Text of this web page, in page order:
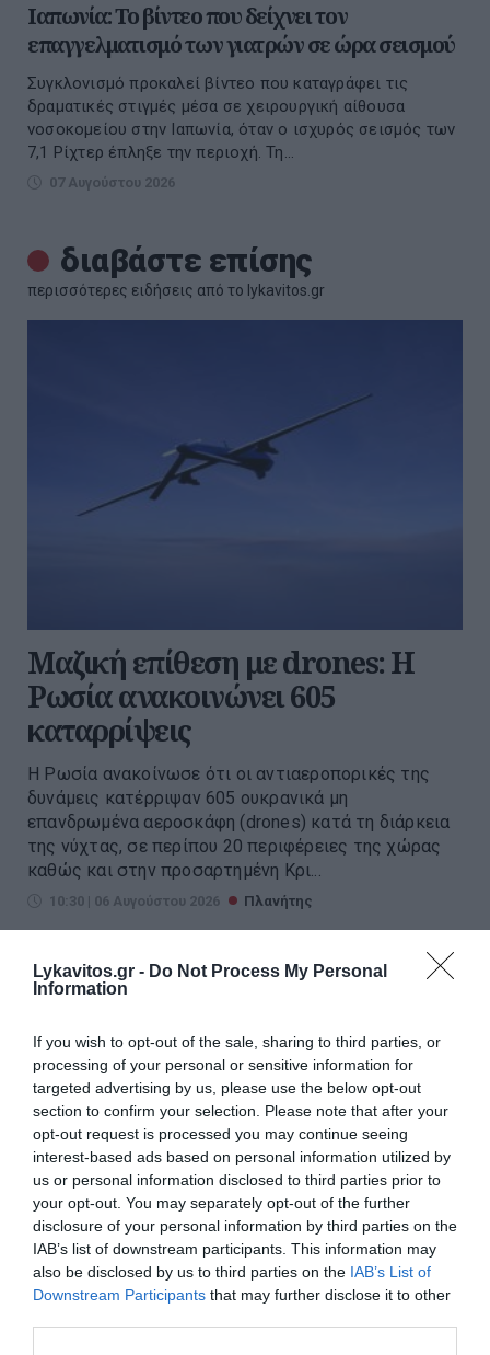
Lykavitos.gr - Do Not Process My Personal
Information
If you wish to opt-out of the sale, sharing to third parties, or
processing of your personal or sensitive information for
targeted advertising by us, please use the below opt-out
section to confirm your selection. Please note that after your
opt-out request is processed you may continue seeing
interest-based ads based on personal information utilized by
us or personal information disclosed to third parties prior to
your opt-out. You may separately opt-out of the further
disclosure of your personal information by third parties on the
IAB’s list of downstream participants. This information may
also be disclosed by us to third parties on the IAB’s List of
Downstream Participants that may further disclose it to other
Ιαπωνία: Το βίντεο που δείχνει τον
επαγγελματισμό των γιατρών σε ώρα σεισμού
Συγκλονισμό προκαλεί βίντεο που καταγράφει τις
δραματικές στιγμές μέσα σε χειρουργική αίθουσα
νοσοκομείου στην Ιαπωνία, όταν ο ισχυρός σεισμός των
7,1 Ρίχτερ έπληξε την περιοχή. Τη...
07 Αυγούστου 2026
διαβάστε επίσης
περισσότερες ειδήσεις από το lykavitos.gr
Μαζική επίθεση με drones: Η
Ρωσία ανακοινώνει 605
καταρρίψεις
Η Ρωσία ανακοίνωσε ότι οι αντιαεροπορικές της
δυνάμεις κατέρριψαν 605 ουκρανικά μη
επανδρωμένα αεροσκάφη (drones) κατά τη διάρκεια
της νύχτας, σε περίπου 20 περιφέρειες της χώρας
καθώς και στην προσαρτημένη Κρι...
10:30 | 06 Αυγούστου 2026 Πλανήτης
Έπεσε η στάθμη του Δούναβη
και φάνηκαν τα θεμέλια αρχαίας